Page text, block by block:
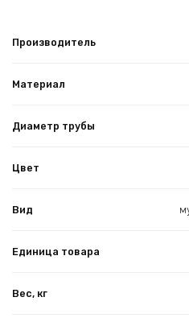
Производитель
Материал
Диаметр трубы
Цвет
Вид
Единица товара
Вес, кг